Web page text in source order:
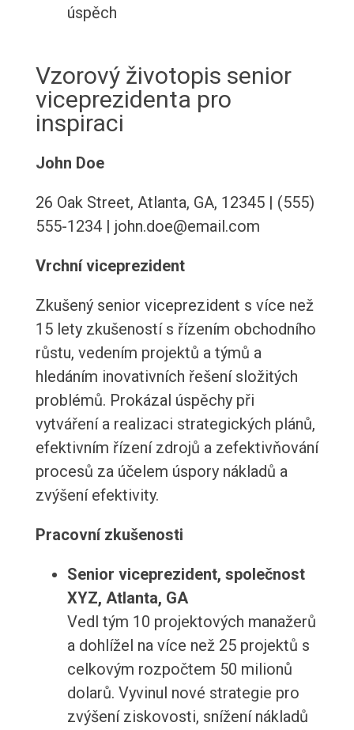
úspěch
Vzorový životopis senior
viceprezidenta pro
inspiraci
John Doe
26 Oak Street, Atlanta, GA, 12345 | (555)
555-1234 | john.doe@email.com
Vrchní viceprezident
Zkušený senior viceprezident s více než
15 lety zkušeností s řízením obchodního
růstu, vedením projektů a týmů a
hledáním inovativních řešení složitých
problémů. Prokázal úspěchy při
vytváření a realizaci strategických plánů,
efektivním řízení zdrojů a zefektivňování
procesů za účelem úspory nákladů a
zvýšení efektivity.
Pracovní zkušenosti
Senior viceprezident, společnost
XYZ, Atlanta, GA
Vedl tým 10 projektových manažerů
a dohlížel na více než 25 projektů s
celkovým rozpočtem 50 milionů
dolarů. Vyvinul nové strategie pro
zvýšení ziskovosti, snížení nákladů